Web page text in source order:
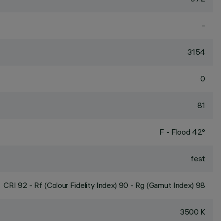
-
3154
0
81
F - Flood 42°
fest
CRI 92 - Rf (Colour Fidelity Index) 90 - Rg (Gamut Index) 98
3500 K